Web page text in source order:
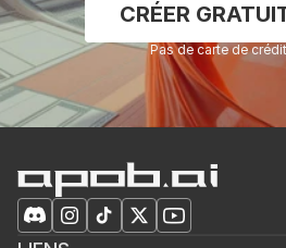
CRÉER
Pas de carte de